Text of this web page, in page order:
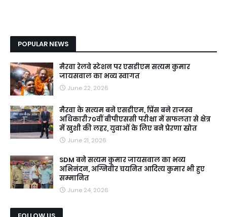
POPULAR NEWS
मैरवा रेलवे स्टेशन पर एसडीएम सत्यम कुमार
जायसवाल का भव्य स्वागत
June 22, 2026
मैरवा के सत्यम बने एसडीएम, प्रिंस बने राजस्व
अधिकारी70वीं बीपीएससी परीक्षा में सफलता से क्षेत्र
में खुशी की लहर, युवाओं के लिए बने प्रेरणा स्रोत
June 21, 2026
SDM बने सत्यम कुमार जायसवाल का भव्य
अभिनंदन, अग्निवीर चयनित आदित्य कुमार भी हुए
सम्मानित
June 24, 2026